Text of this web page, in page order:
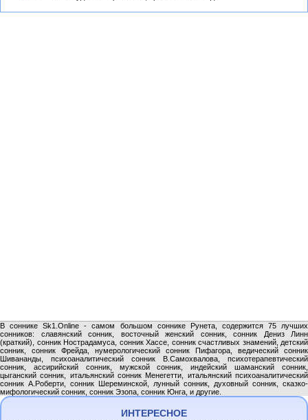
В соннике Sk1.Online - самом большом соннике Рунета, содержится 75 лучших
сонников: славянский сонник, восточный женский сонник, сонник Дениз Линн
(краткий), сонник Нострадамуса, сонник Хассе, сонник счастливых знамений, детский
сонник, сонник Фрейда, нумерологический сонник Пифагора, ведический сонник
Шивананды, психоаналитический сонник В.Самохвалова, психотерапевтический
сонник, ассирийский сонник, мужской сонник, индейский шаманский сонник,
цыганский сонник, итальянский сонник Менегетти, итальянский психоаналитический
сонник А.Роберти, сонник Шереминской, лунный сонник, духовный сонник, сказко-
мифологический сонник, сонник Эзопа, сонник Юнга, и другие.
ИНТЕРЕСНОЕ